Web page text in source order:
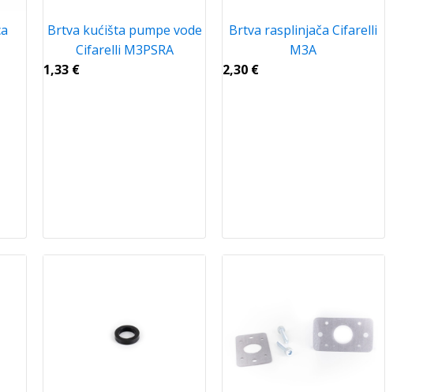
Brtva kućišta pumpe vode
Cifarelli M3PSRA
1,33 €
Brtva rasplinjača Cifarelli
M3A
2,30 €